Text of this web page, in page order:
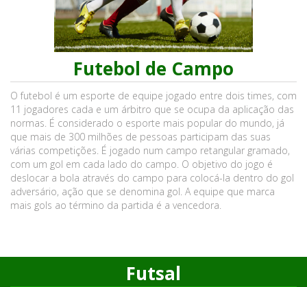
Futebol de Campo
O futebol é um esporte de equipe jogado entre dois times, com
11 jogadores cada e um árbitro que se ocupa da aplicação das
normas. É considerado o esporte mais popular do mundo, já
que mais de 300 milhões de pessoas participam das suas
várias competições. É jogado num campo retangular gramado,
com um gol em cada lado do campo. O objetivo do jogo é
deslocar a bola através do campo para colocá-la dentro do gol
adversário, ação que se denomina gol. A equipe que marca
mais gols ao término da partida é a vencedora.
Futsal